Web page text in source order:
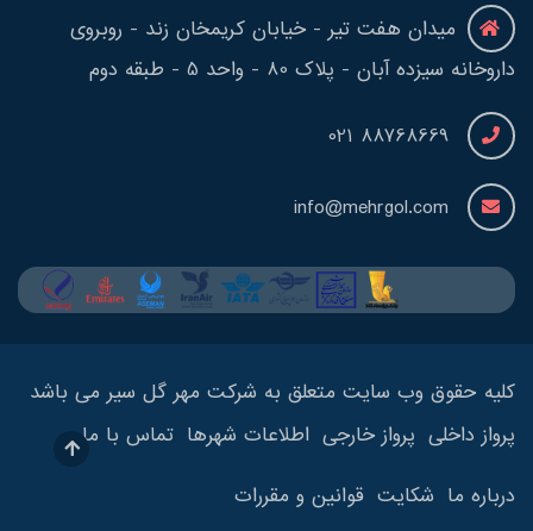
میدان هفت تیر - خیابان کریمخان زند - روبروی
داروخانه سیزده آبان - پلاک 80 - واحد 5 - طبقه دوم
88768669 021
info@mehrgol.com
کلیه حقوق وب سایت متعلق به شرکت مهر گل سیر می باشد
پرواز داخلی پرواز خارجی اطلاعات شهرها تماس با ما
درباره ما شکایت قوانین و مقررات